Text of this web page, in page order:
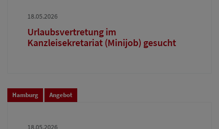
18.05.2026
Urlaubsvertretung im
Kanzleisekretariat (Minijob) gesucht
Hamburg Angebot
18.05.2026